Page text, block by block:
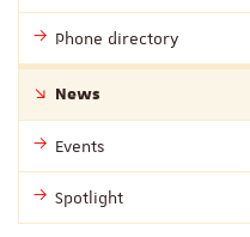
Phone directory
News
Events
Spotlight